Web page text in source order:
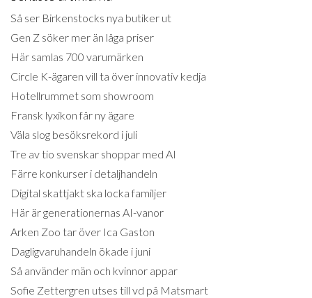
Så ser Birkenstocks nya butiker ut
Gen Z söker mer än låga priser
Här samlas 700 varumärken
Circle K-ägaren vill ta över innovativ kedja
Hotellrummet som showroom
Fransk lyxikon får ny ägare
Väla slog besöksrekord i juli
Tre av tio svenskar shoppar med AI
Färre konkurser i detaljhandeln
Digital skattjakt ska locka familjer
Här är generationernas AI-vanor
Arken Zoo tar över Ica Gaston
Dagligvaruhandeln ökade i juni
Så använder män och kvinnor appar
Sofie Zettergren utses till vd på Matsmart